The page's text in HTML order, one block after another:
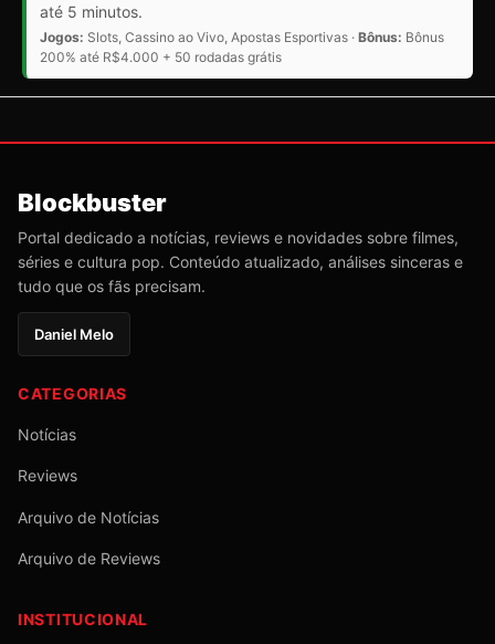
até 5 minutos.
Jogos: Slots, Cassino ao Vivo, Apostas Esportivas · Bônus: Bônus
200% até R$4.000 + 50 rodadas grátis
Blockbuster
Portal dedicado a notícias, reviews e novidades sobre filmes,
séries e cultura pop. Conteúdo atualizado, análises sinceras e
tudo que os fãs precisam.
Daniel Melo
CATEGORIAS
Notícias
Reviews
Arquivo de Notícias
Arquivo de Reviews
INSTITUCIONAL